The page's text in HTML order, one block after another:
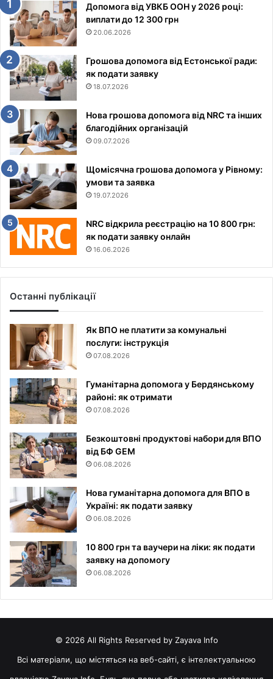
Допомога від УВКБ ООН у 2026 році:
виплати до 12 300 грн
20.06.2026
Грошова допомога від Естонської ради:
як подати заявку
18.07.2026
Нова грошова допомога від NRC та інших
благодійних організацій
09.07.2026
Щомісячна грошова допомога у Рівному:
умови та заявка
19.07.2026
NRC відкрила реєстрацію на 10 800 грн:
як подати заявку онлайн
16.06.2026
Останні публікації
Як ВПО не платити за комунальні
послуги: інструкція
07.08.2026
Гуманітарна допомога у Бердянському
районі: як отримати
07.08.2026
Безкоштовні продуктові набори для ВПО
від БФ GEM
06.08.2026
Нова гуманітарна допомога для ВПО в
Україні: як подати заявку
06.08.2026
10 800 грн та ваучери на ліки: як подати
заявку на допомогу
06.08.2026
© 2026 All Rights Reserved by Zayava Info
Всі матеріали, що містяться на веб-сайті, є інтелектуальною